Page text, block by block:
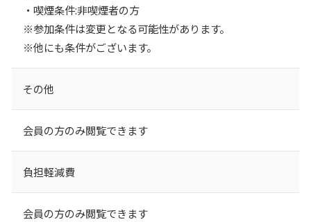
・喫煙条件:非喫煙者の方
※参加条件は変更となる可能性があります。
※他にも条件がございます。
その他
会員の方のみ閲覧できます
負担軽減費
会員の方のみ閲覧できます